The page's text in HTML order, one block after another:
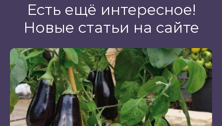
Есть ещё интересное!
Новые статьи на сайте